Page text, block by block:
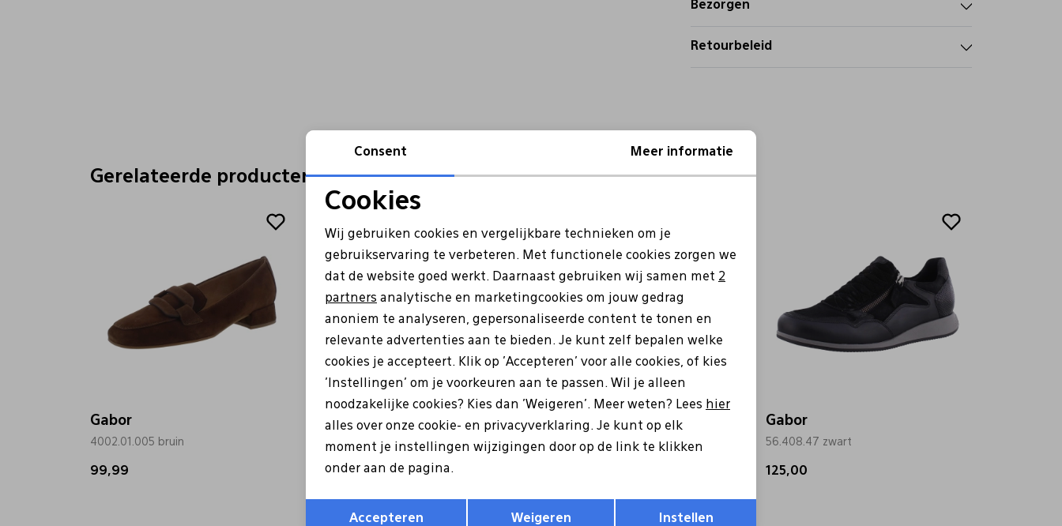
Bezorgen
Retourbeleid
Gerelateerde producten
Gabor
4002.01.005 bruin
99,99
Gabor
4004.02.002 zwart
150,00
Gabor
62.415.62 goud
Gabor
56.408.47 zwart
125,00
Analytische cookies Marketing cookies
Opslaan
Consent Meer informatie
Cookies
Wij gebruiken cookies en vergelijkbare technieken om je
gebruikservaring te verbeteren. Met functionele cookies zorgen we
dat de website goed werkt. Daarnaast gebruiken wij samen met 2
partners analytische en marketingcookies om jouw gedrag
anoniem te analyseren, gepersonaliseerde content te tonen en
relevante advertenties aan te bieden. Je kunt zelf bepalen welke
cookies je accepteert. Klik op 'Accepteren' voor alle cookies, of kies
'Instellingen' om je voorkeuren aan te passen. Wil je alleen
noodzakelijke cookies? Kies dan 'Weigeren'. Meer weten? Lees hier
alles over onze cookie- en privacyverklaring. Je kunt op elk
moment je instellingen wijzigingen door op de link te klikken
onder aan de pagina.
Accepteren Weigeren Instellen